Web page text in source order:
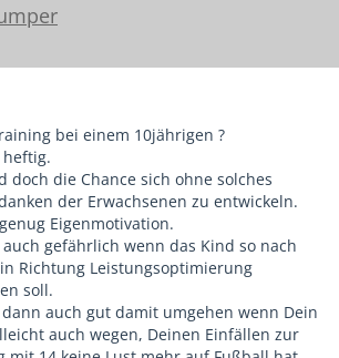
bei einem 10jährigen ?
heftig.
doch die Chance sich ohne solches
der Erwachsenen zu entwickeln.
Eigenmotivation.
gefährlich wenn das Kind so nach
Richtung Leistungsoptimierung
soll.
auch gut damit umgehen wenn Dein
auch wegen, Deinen Einfällen zur